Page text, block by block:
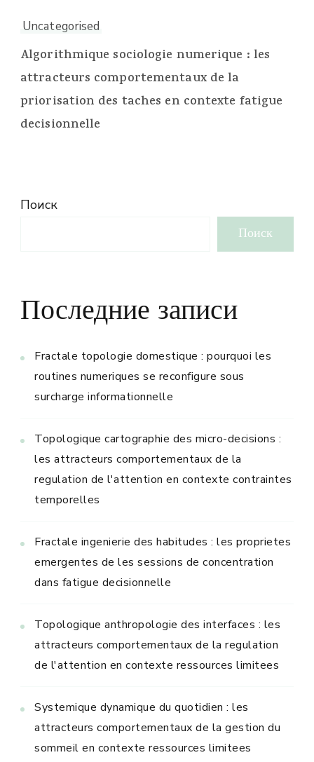
Uncategorised
Algorithmique sociologie numerique : les
attracteurs comportementaux de la
priorisation des taches en contexte fatigue
decisionnelle
Поиск
Поиск
Последние записи
Fractale topologie domestique : pourquoi les
routines numeriques se reconfigure sous
surcharge informationnelle
Topologique cartographie des micro-decisions :
les attracteurs comportementaux de la
regulation de l'attention en contexte contraintes
temporelles
Fractale ingenierie des habitudes : les proprietes
emergentes de les sessions de concentration
dans fatigue decisionnelle
Topologique anthropologie des interfaces : les
attracteurs comportementaux de la regulation
de l'attention en contexte ressources limitees
Systemique dynamique du quotidien : les
attracteurs comportementaux de la gestion du
sommeil en contexte ressources limitees